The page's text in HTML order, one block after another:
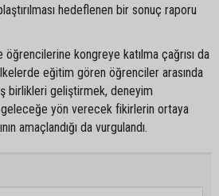
hedeflenen bir sonuç raporu
öğrencilerine kongreye katılma çağrısı da
eğitim gören öğrenciler arasında
birlikleri geliştirmek, deneyim
geleceğe yön verecek fikirlerin ortaya
amaçlandığı da vurgulandı.